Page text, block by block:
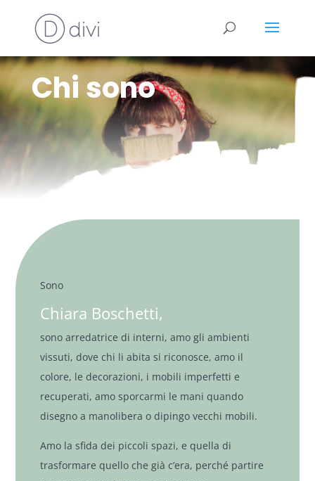
Chi sono
Sono
Chiara Boschetti,
sono arredatrice di interni, amo gli ambienti
vissuti, dove chi li abita si riconosce, amo il
colore, le decorazioni, i mobili imperfetti e
recuperati, amo sporcarmi le mani quando
disegno a manolibera o dipingo vecchi mobili.
Amo la sfida dei piccoli spazi, e quella di
trasformare quello che già c’era, perché partire